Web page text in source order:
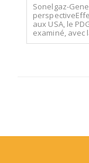
Sonelgaz-
aux USA, le
examiné, avec